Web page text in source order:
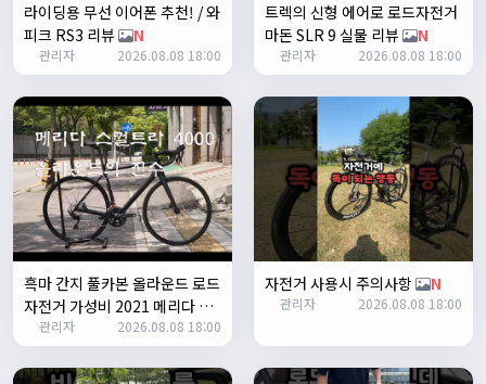
쏭박17:23:41
테스트 테스트
쏭박17:24:16
쏭박 17:24:22
사진 업로드 테스트
쏭박17:24:35
라이딩용 무선 이어폰 추천! / 와
피크 RS3 리뷰
N
관리자 2026.08.08 18:00
트렉의 신형 에어로 로드자전거
마돈 SLR 9 실물 리뷰
N
관리자 2026.08.08 18:00
흑마 간지 풀카본 올라운드 로드
자전거 가성비 2021 메리다 스
컬트라 4000/105구동계 유압
식 디스크 브레이크
N
관리자 2026.08.08 18:00
자전거 사용시 주의사항 N
관리자 2026.08.08 18:00